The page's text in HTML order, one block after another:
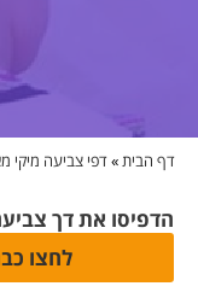
דף הבית »דפי צביעה מיקי
הדפיסו את דך
לחצו